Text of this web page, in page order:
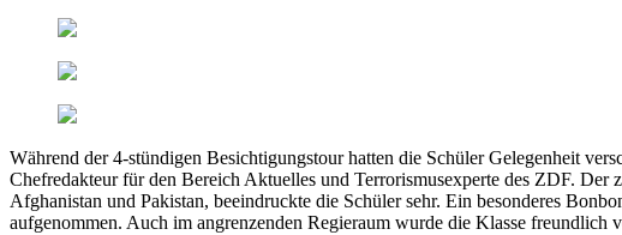
Während der 4-stündigen Besichtigungstour hatten die Schüler Gelegenheit
Chefredakteur für den Bereich Aktuelles und Terrorismusexperte des ZDF.
Afghanistan und Pakistan, beeindruckte die Schüler sehr. Ein besonderes
aufgenommen. Auch im angrenzenden Regieraum wurde die Klasse freundlich